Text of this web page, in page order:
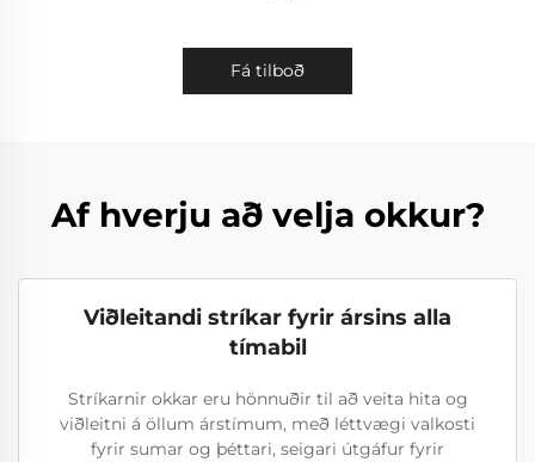
Fá tilboð
Af hverju að velja okkur?
Viðleitandi stríkar fyrir ársins alla
tímabil
Stríkarnir okkar eru hönnuðir til að veita hita og
viðleitni á öllum árstímum, með léttvægi valkosti
fyrir sumar og þéttari, seigari útgáfur fyrir